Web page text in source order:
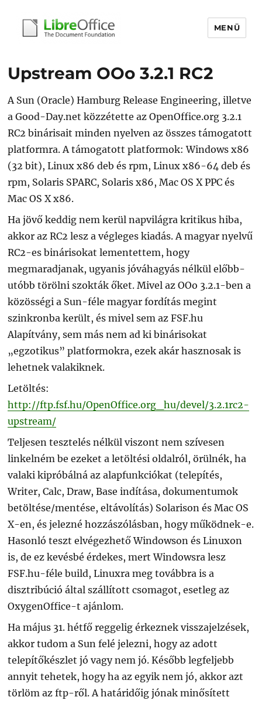
MENÜ
Upstream OOo 3.2.1 RC2
A Sun (Oracle) Hamburg Release Engineering, illetve
a Good-Day.net közzétette az OpenOffice.org 3.2.1
RC2 binárisait minden nyelven az összes támogatott
platformra. A támogatott platformok: Windows x86
(32 bit), Linux x86 deb és rpm, Linux x86-64 deb és
rpm, Solaris SPARC, Solaris x86, Mac OS X PPC és
Mac OS X x86.
Ha jövő keddig nem kerül napvilágra kritikus hiba,
akkor az RC2 lesz a végleges kiadás. A magyar nyelvű
RC2-es binárisokat lementettem, hogy
megmaradjanak, ugyanis jóváhagyás nélkül előbb-
utóbb törölni szokták őket. Mivel az OOo 3.2.1-ben a
közösségi a Sun-féle magyar fordítás megint
szinkronba került, és mivel sem az FSF.hu
Alapítvány, sem más nem ad ki binárisokat
„egzotikus” platformokra, ezek akár hasznosak is
lehetnek valakiknek.
Letöltés:
http://ftp.fsf.hu/OpenOffice.org_hu/devel/3.2.1rc2-
upstream/
Teljesen tesztelés nélkül viszont nem szívesen
linkelném be ezeket a letöltési oldalról, örülnék, ha
valaki kipróbálná az alapfunkciókat (telepítés,
Writer, Calc, Draw, Base indítása, dokumentumok
betöltése/mentése, eltávolítás) Solarison és Mac OS
X-en, és jelezné hozzászólásban, hogy működnek-e.
Hasonló teszt elvégezhető Windowson és Linuxon
is, de ez kevésbé érdekes, mert Windowsra lesz
FSF.hu-féle build, Linuxra meg továbbra is a
disztribúció által szállított csomagot, esetleg az
OxygenOffice-t ajánlom.
Ha május 31. hétfő reggelig érkeznek visszajelzések,
akkor tudom a Sun felé jelezni, hogy az adott
telepítőkészlet jó vagy nem jó. Később legfeljebb
annyit tehetek, hogy ha az egyik nem jó, akkor azt
törlöm az ftp-ről. A határidőig jónak minősített